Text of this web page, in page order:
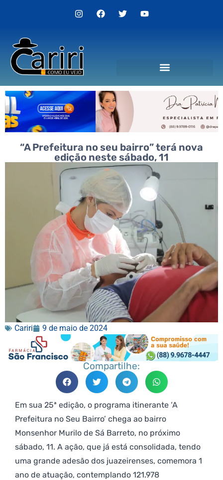
“A Prefeitura no seu bairro” terá nova
edição neste sábado, 11
Cariri 9 de maio de 2024
Compartilhe:
Em sua 25ª edição, o programa itinerante ‘A
Prefeitura no Seu Bairro’ chega ao bairro
Monsenhor Murilo de Sá Barreto, no próximo
sábado, 11. A ação, que já está consolidada, tendo
uma grande adesão dos juazeirenses, comemora 1
ano de atuação, contemplando 121.978